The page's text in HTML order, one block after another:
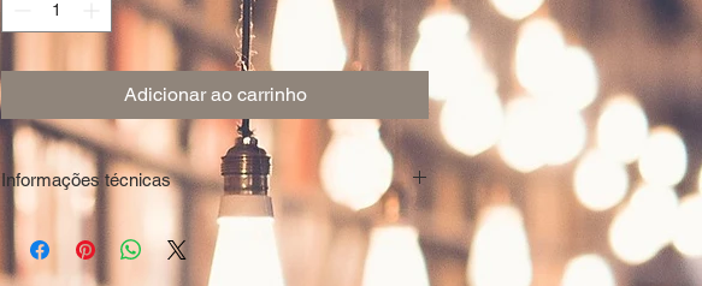
Adicionar ao carrinho
Informações técnicas
Autor: STEVENSON, Robert Louis
ISBN: 9786558700678
Editora: Lafonte